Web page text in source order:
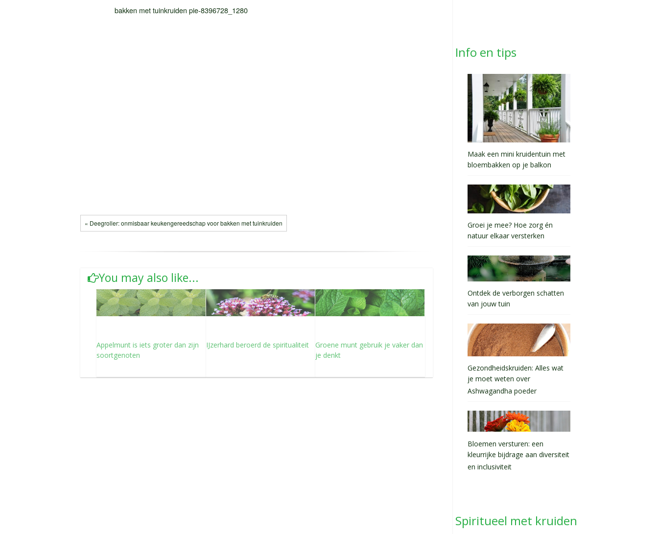
bakken met tuinkruiden pie-8396728_1280
« Deegroller: onmisbaar keukengereedschap voor bakken met tuinkruiden
You may also like...
Appelmunt is iets groter dan zijn
soortgenoten
IJzerhard beroerd de spiritualiteit
Groene munt gebruik je vaker dan
je denkt
Info en tips
Maak een mini kruidentuin met
bloembakken op je balkon
Groei je mee? Hoe zorg én
natuur elkaar versterken
Ontdek de verborgen schatten
van jouw tuin
Gezondheidskruiden: Alles wat
je moet weten over
Ashwagandha poeder
Bloemen versturen: een
kleurrijke bijdrage aan diversiteit
en inclusiviteit
Spiritueel met kruiden